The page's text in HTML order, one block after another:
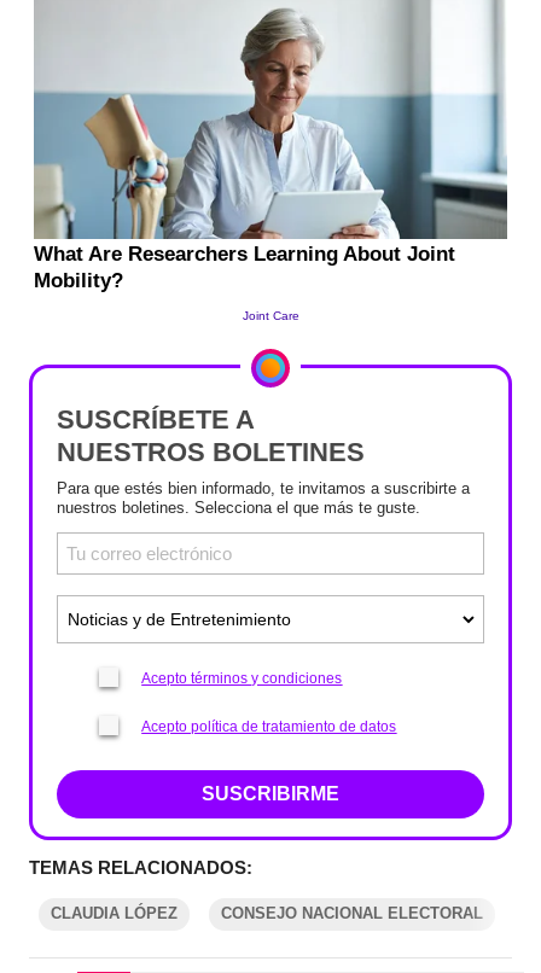
SUSCRÍBETE A
NUESTROS BOLETINES
Para que estés bien informado, te invitamos a suscribirte a
nuestros boletines. Selecciona el que más te guste.
Acepto términos y condiciones
Acepto política de tratamiento de datos
SUSCRIBIRME
TEMAS RELACIONADOS:
CLAUDIA LÓPEZ CONSEJO NACIONAL ELECTORAL